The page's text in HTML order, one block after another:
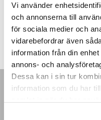
Vi använder
och annonserna till
för sociala medier och
vidarebefordrar även
information från din
annons- och
Dessa kan i sin tur
information som du har